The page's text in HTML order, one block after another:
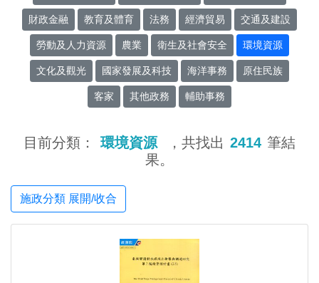
財政金融 教育及體育 法務 經濟貿易 交通及建設
勞動及人力資源 農業 衛生及社會安全 環境資源
文化及觀光 國家發展及科技 海洋事務 原住民族
客家 其他政務 輔助事務
目前分類： 環境資源 ，共找出 2414 筆結
果。
施政分類 展開/收合